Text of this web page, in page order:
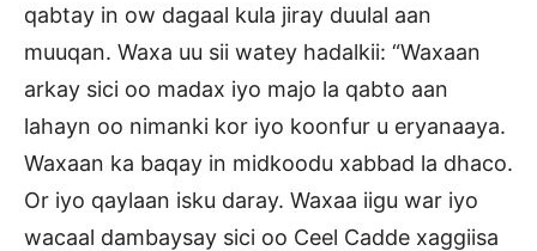
qabtay in ow dagaal kula jiray duulal aan
muuqan. Waxa uu sii watey hadalkii: “Waxaan
arkay sici oo madax iyo majo la qabto aan
lahayn oo nimanki kor iyo koonfur u eryanaaya.
Waxaan ka baqay in midkoodu xabbad la dhaco.
Or iyo qaylaan isku daray. Waxaa iigu war iyo
wacaal dambaysay sici oo Ceel Cadde xaggiisa